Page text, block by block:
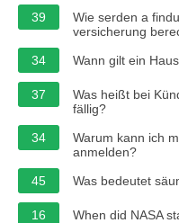
39
Wie serden a
versicherung
34
Wann gilt ein
37
Was heißt bei
fällig?
34
Warum kann ich
anmelden?
45
Was bedeutet
16 When did NASA